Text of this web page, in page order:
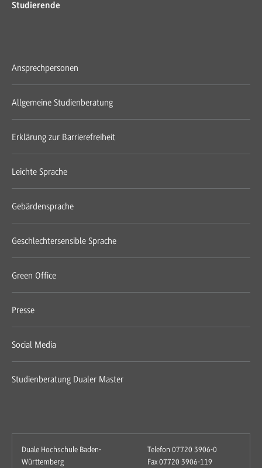
Studierende
Ansprechpersonen
Allgemeine Studienberatung
Erklärung zur Barrierefreiheit
Leichte Sprache
Gebärdensprache
Geschlechtersensible Sprache
Green Office
Presse
Social Media
Studienberatung Dualer Master
Duale Hochschule Baden-
Württemberg
Telefon 07720 3906-0
Fax 07720 3906-119